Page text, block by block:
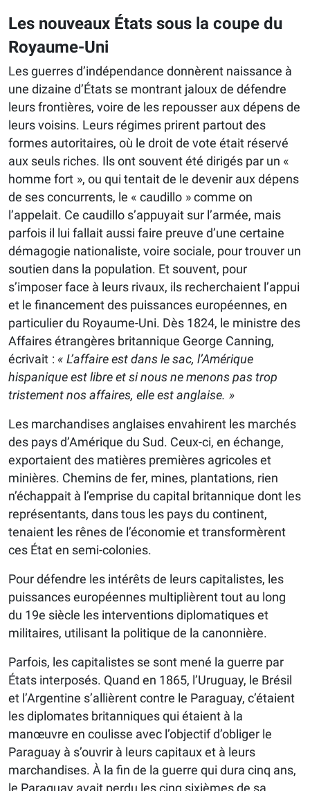
Les nouveaux États sous la coupe du
Royaume-Uni
Les guerres d’indépendance donnèrent naissance à
une dizaine d’États se montrant jaloux de défendre
leurs frontières, voire de les repousser aux dépens de
leurs voisins. Leurs régimes prirent partout des
formes autoritaires, où le droit de vote était réservé
aux seuls riches. Ils ont souvent été dirigés par un «
homme fort », ou qui tentait de le devenir aux dépens
de ses concurrents, le « caudillo » comme on
l’appelait. Ce caudillo s’appuyait sur l’armée, mais
parfois il lui fallait aussi faire preuve d’une certaine
démagogie nationaliste, voire sociale, pour trouver un
soutien dans la population. Et souvent, pour
s’imposer face à leurs rivaux, ils recherchaient l’appui
et le financement des puissances européennes, en
particulier du Royaume-Uni. Dès 1824, le ministre des
Affaires étrangères britannique George Canning,
écrivait : « L’affaire est dans le sac, l’Amérique
hispanique est libre et si nous ne menons pas trop
tristement nos affaires, elle est anglaise. »
Les marchandises anglaises envahirent les marchés
des pays d’Amérique du Sud. Ceux-ci, en échange,
exportaient des matières premières agricoles et
minières. Chemins de fer, mines, plantations, rien
n’échappait à l’emprise du capital britannique dont les
représentants, dans tous les pays du continent,
tenaient les rênes de l’économie et transformèrent
ces État en semi-colonies.
Pour défendre les intérêts de leurs capitalistes, les
puissances européennes multiplièrent tout au long
du 19e siècle les interventions diplomatiques et
militaires, utilisant la politique de la canonnière.
Parfois, les capitalistes se sont mené la guerre par
États interposés. Quand en 1865, l’Uruguay, le Brésil
et l’Argentine s’allièrent contre le Paraguay, c’étaient
les diplomates britanniques qui étaient à la
manœuvre en coulisse avec l’objectif d’obliger le
Paraguay à s’ouvrir à leurs capitaux et à leurs
marchandises. À la fin de la guerre qui dura cinq ans,